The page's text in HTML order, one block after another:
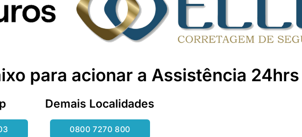
para acionar a Assistência 24hrs
Demais Localidades
0800 7270 800